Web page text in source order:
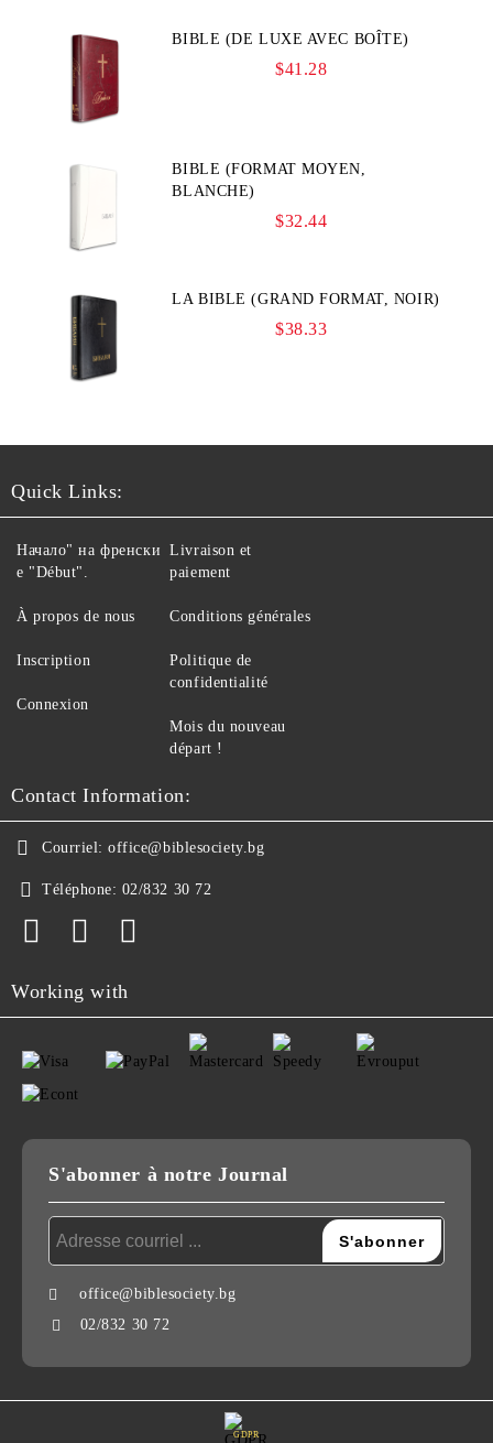
BIBLE (DE LUXE AVEC BOÎTE)
$41.28
BIBLE (FORMAT MOYEN,
BLANCHE)
$32.44
LA BIBLE (GRAND FORMAT, NOIR)
$38.33
Quick Links:
Начало" на френски
е "Début".
À propos de nous
Inscription
Connexion
Livraison et
paiement
Conditions générales
Politique de
confidentialité
Mois du nouveau
départ !
Contact Information:
Courriel: office@biblesociety.bg
Téléphone: 02/832 30 72
Working with
S'abonner à notre Journal
office@biblesociety.bg
02/832 30 72
GDPR